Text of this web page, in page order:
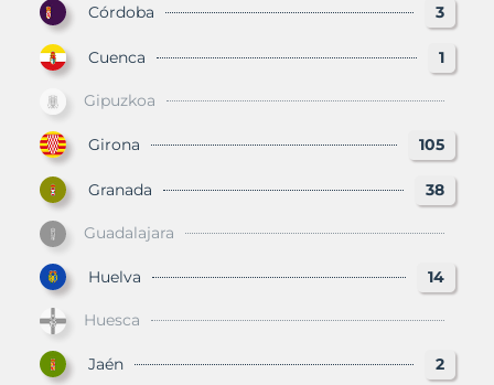
Córdoba 3
Cuenca 1
Gipuzkoa
Girona 105
Granada 38
Guadalajara
Huelva 14
Huesca
Jaén 2